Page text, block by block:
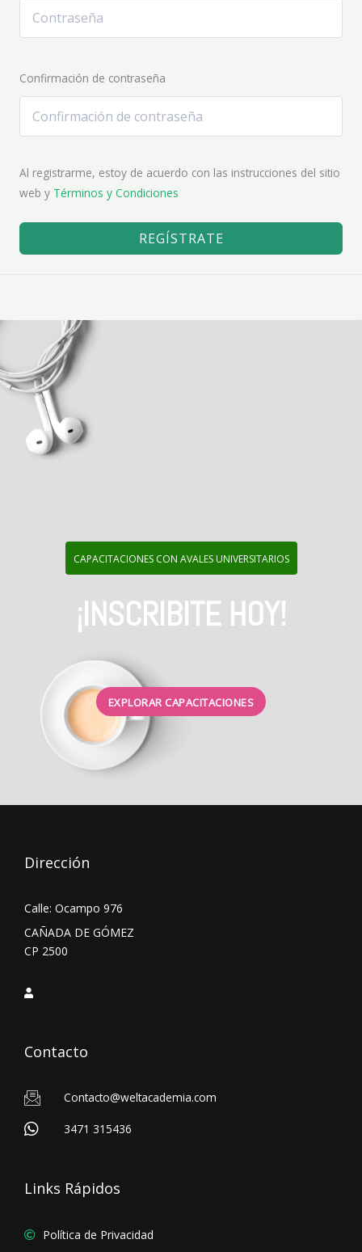
Confirmación de contraseña
Al registrarme, estoy de acuerdo con las instrucciones del sitio
web y Términos y Condiciones
REGÍSTRATE
CAPACITACIONES CON AVALES UNIVERSITARIOS
¡INSCRIBITE HOY!
EXPLORAR CAPACITACIONES
Dirección
Calle: Ocampo 976
CAÑADA DE GÓMEZ
CP 2500
Contacto
Contacto@weltacademia.com
3471 315436
Links Rápidos
Política de Privacidad